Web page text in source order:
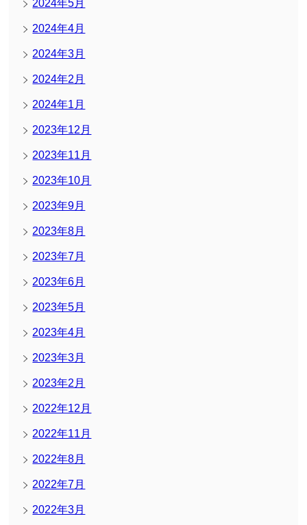
2024年5月
2024年4月
2024年3月
2024年2月
2024年1月
2023年12月
2023年11月
2023年10月
2023年9月
2023年8月
2023年7月
2023年6月
2023年5月
2023年4月
2023年3月
2023年2月
2022年12月
2022年11月
2022年8月
2022年7月
2022年3月